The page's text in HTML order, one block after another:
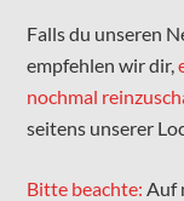
Falls du unseren
empfehlen wir dir,
nochmal
seitens unserer
Bitte beachte: Auf